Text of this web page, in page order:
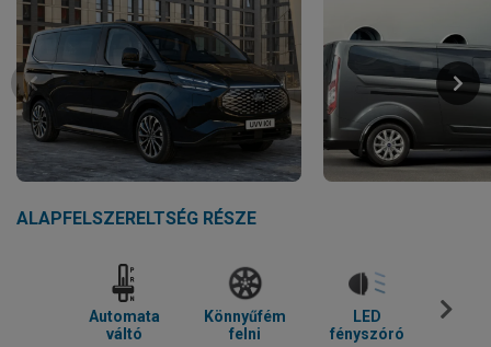
ALAPFELSZERELTSÉG RÉSZE
Automata
váltó
Könnyűfém
felni
LED
fényszóró